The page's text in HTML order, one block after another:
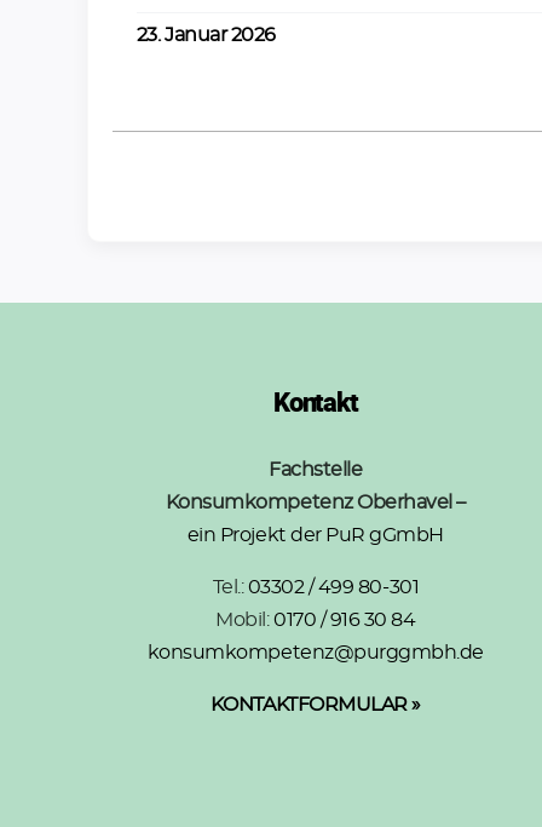
23. Januar 2026
Kontakt
Fachstelle
Konsumkompetenz Oberhavel –
ein Projekt der PuR gGmbH
Tel.:03302 / 499 80-301
Mobil:0170 / 916 30 84
konsumkompetenz@purggmbh.de
KONTAKTFORMULAR »